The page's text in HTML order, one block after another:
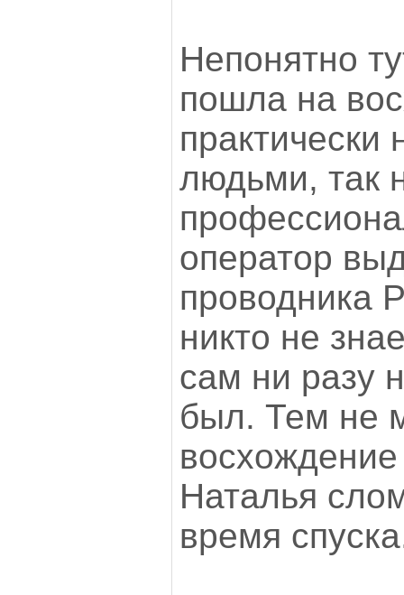
Непонятно
пошла на
людьми, так
оператор
проводника
никто не
сам ни разу
был. Тем не
Наталья
время